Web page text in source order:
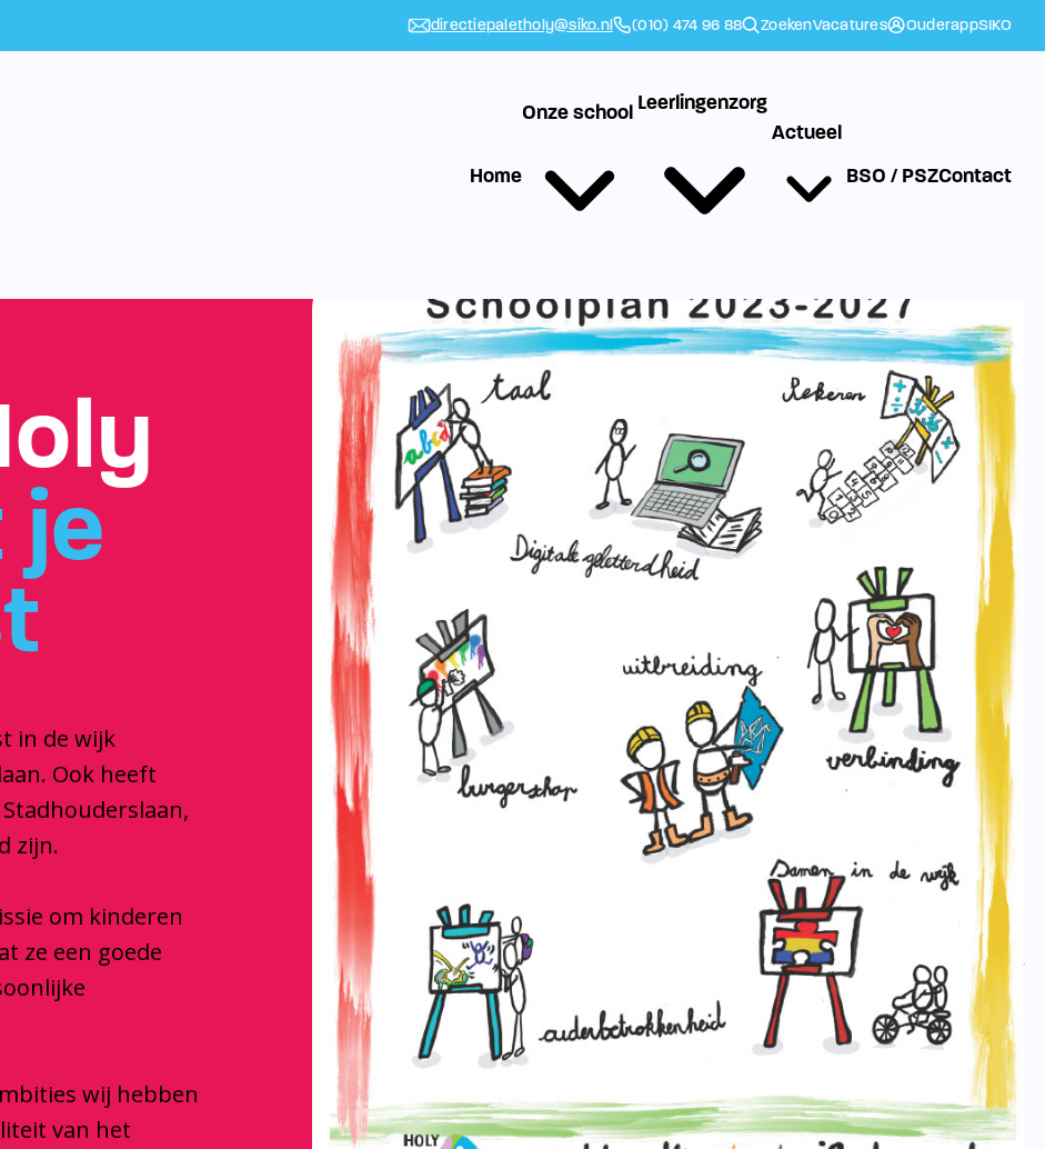
directiepaletholy@siko.nl (010) 474 96 88 ZoekenVacatures OuderappSIKO
Home
Onze school Leerlingenzorg
Actueel
BSO / PSZContact
je
in de wijk
Ook heeft
zijn.
om kinderen
ze een goede
wij hebben
van het